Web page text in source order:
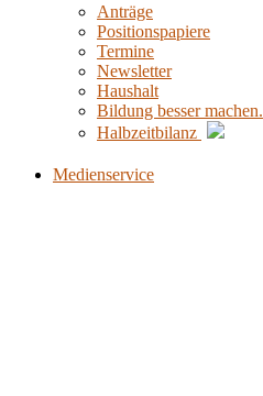
Anträge
Positionspapiere
Termine
Newsletter
Haushalt
Bildung besser machen.
Halbzeitbilanz
Medienservice